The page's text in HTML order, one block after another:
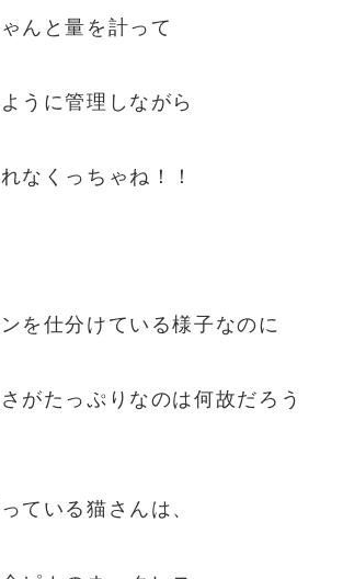
んと量を計って
うに管理しながら
なくっちゃね！！
を仕分けている様子なのに
がたっぷりなのは何故だろう
ている猫さんは、